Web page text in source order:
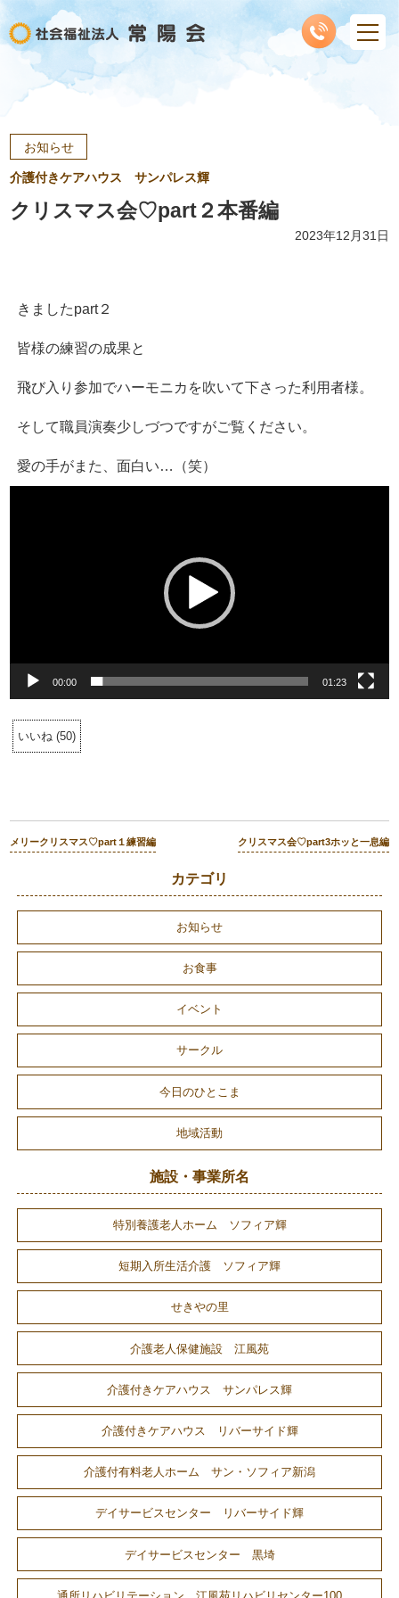
お知らせ
介護付きケアハウス サンパレス輝
クリスマス会♡part２本番編
2023年12月31日
きましたpart２
皆様の練習の成果と
飛び入り参加でハーモニカを吹いて下さった利用者様。
そして職員演奏少しづつですがご覧ください。
愛の手がまた、面白い…（笑）
00:00 01:23
いいね (50)
メリークリスマス♡part１練習編 クリスマス会♡part3ホッと一息編
カテゴリ
お知らせ
お食事
イベント
サークル
今日のひとこま
地域活動
施設・事業所名
特別養護老人ホーム ソフィア輝
短期入所生活介護 ソフィア輝
せきやの里
介護老人保健施設 江風苑
介護付きケアハウス サンパレス輝
介護付きケアハウス リバーサイド輝
介護付有料老人ホーム サン・ソフィア新潟
デイサービスセンター リバーサイド輝
デイサービスセンター 黒埼